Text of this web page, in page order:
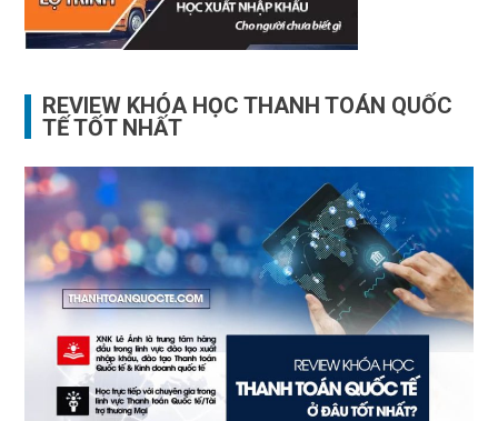
REVIEW KHÓA HỌC THANH TOÁN QUỐC
TẾ TỐT NHẤT